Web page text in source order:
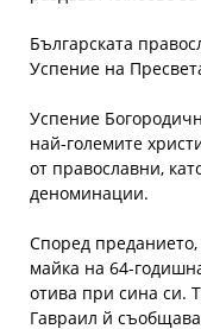
Българската
Успение на
Успение
най-големите
от православни,
деноминации.
Според преданието,
майка на 64-
отива при сина си.
Гавраил й